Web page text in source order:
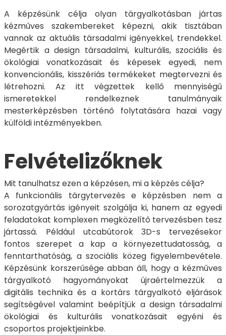
A képzésünk célja olyan tárgyalkotásban jártas
kézműves szakembereket képezni, akik tisztában
vannak az aktuális társadalmi igényekkel, trendekkel.
Megértik a design társadalmi, kulturális, szociális és
ökológiai vonatkozásait és képesek egyedi, nem
konvencionális, kisszériás termékeket megtervezni és
létrehozni. Az itt végzettek kellő mennyiségű
ismeretekkel rendelkeznek tanulmányaik
mesterképzésben történő folytatására hazai vagy
külföldi intézményekben.
Felvételizőknek
Mit tanulhatsz ezen a képzésen, mi a képzés célja?
A funkcionális tárgytervezés e képzésben nem a
sorozatgyártás igényeit szolgálja ki, hanem az egyedi
feladatokat komplexen megközelítő tervezésben tesz
jártassá. Például utcabútorok 3D-s tervezésekor
fontos szerepet a kap a környezettudatosság, a
fenntarthatóság, a szociális közeg figyelembevétele.
Képzésünk korszerűsége abban áll, hogy a kézműves
tárgyalkotó hagyományokat újraértelmezzük a
digitális technika és a kortárs tárgyalkotó eljárások
segítségével valamint beépítjük a design társadalmi
ökológiai és kulturális vonatkozásait egyéni és
csoportos projektjeinkbe.